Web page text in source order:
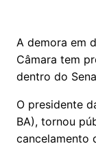
A demora em
Câmara tem
dentro do
O presidente
BA), tornou
cancelamento